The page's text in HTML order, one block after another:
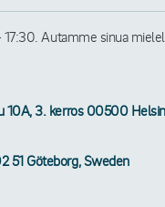
Autamme sinua
10A, 3. kerros 00500
51 Göteborg, Sweden